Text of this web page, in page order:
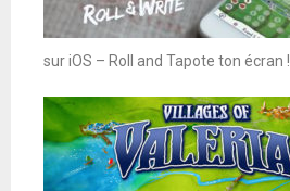
sur iOS – Roll and Tapote ton écran !